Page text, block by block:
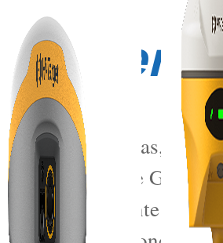
fuertes lluvias, se
la provincia de
10